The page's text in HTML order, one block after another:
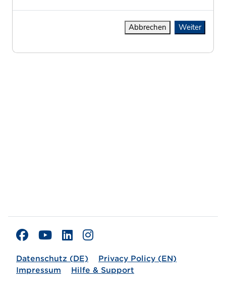
Abbrechen Weiter
Datenschutz (DE)
Privacy Policy (EN)
Impressum
Hilfe & Support